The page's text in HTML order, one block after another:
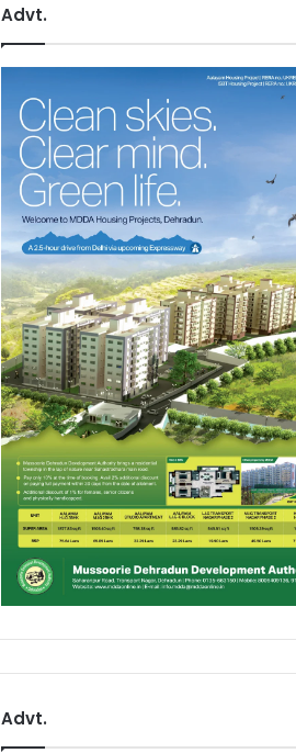
Advt.
Advt.